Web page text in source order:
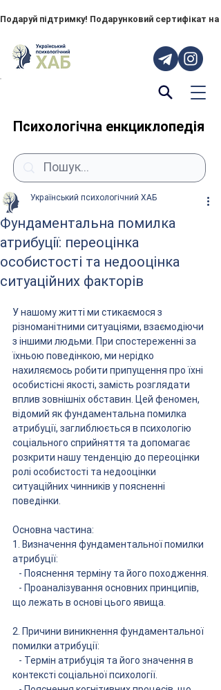
Подаруй підтримку! Подарунковий сертифікат
Психологічна енкциклопедія
Фундаментальна помилка
атрибуції: переоцінка
особистості та недооцінка
ситуаційних факторів
Український психологічний ХАБ
У нашому житті ми стикаємося з
різноманітними ситуаціями, взаємодіючи
з іншими людьми. При спостереженні за
їхньою поведінкою, ми нерідко
нахиляємось робити припущення про їхні
особистісні якості, замість розглядати
вплив зовнішніх обставин. Цей феномен,
відомий як фундаментальна помилка
атрибуції, заглиблюється в психологію
соціального сприйняття та допомагає
розкрити нашу тенденцію до переоцінки
ролі особистості та недооцінки
ситуаційних чинників у поясненні
поведінки.
Основна частина:
1. Визначення фундаментальної помилки
атрибуції:
   - Пояснення терміну та його походження.
що лежать в основі цього явища.
2. Причини виникнення фундаментальної
помилки атрибуції:
контексті соціальної психології.